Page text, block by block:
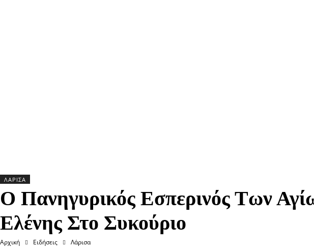
ΛΆΡΙΣΑ
Ο Πανηγυρικός Εσπερινός Των
Ελένης Στο Συκούριο
Αρχική Ειδήσεις Λάρισα